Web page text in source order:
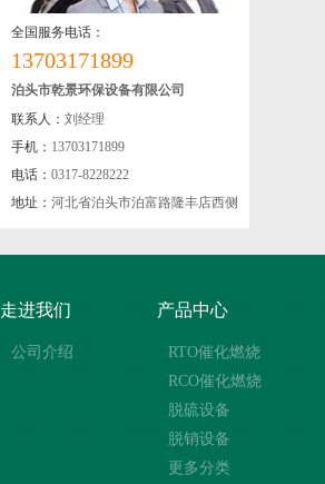
全国服务电话：
13703171899
泊头市乾景环保设备有限公司
联系人： 刘经理
手机： 13703171899
电话： 0317-8228222
地址： 河北省泊头市泊富路隆丰店西侧
走进我们
公司介绍
产品中心
RTO催化燃烧
RCO催化燃烧
脱硫设备
脱销设备
更多分类